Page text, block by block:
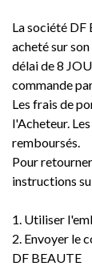
La société
acheté sur
délai de 8
commande
Les frais de
l'Acheteur.
remboursés.
Pour
instructions
1. Utiliser
2. Envoyer le
DF BEAUTE